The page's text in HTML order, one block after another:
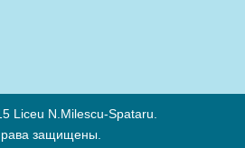
Liceu N.Milescu-Spataru.
защищены.